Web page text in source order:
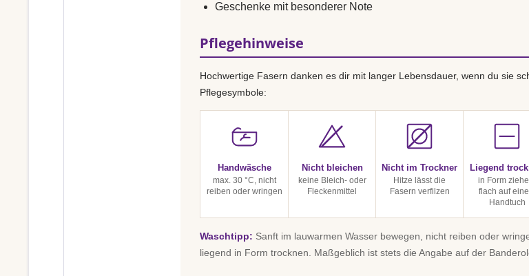
Geschenke mit besonderer Note
Pflegehinweise
Hochwertige Fasern danken es dir mit langer Lebensdauer, wenn du sie
Pflegesymbole:
Handwäsche
max. 30 °C, nicht
reiben oder wringen
Nicht bleichen
keine Bleich- oder
Fleckenmittel
Nicht im Trockner
Hitze lässt die
Fasern verfilzen
Liegend
in Form
flach auf
Handtuch
Waschtipp: Sanft im lauwarmen Wasser bewegen, nicht reiben oder
liegend in Form trocknen. Maßgeblich ist stets die Angabe auf der